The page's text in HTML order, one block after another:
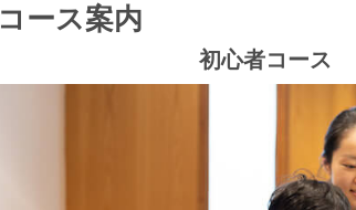
コース案内
初心者コース